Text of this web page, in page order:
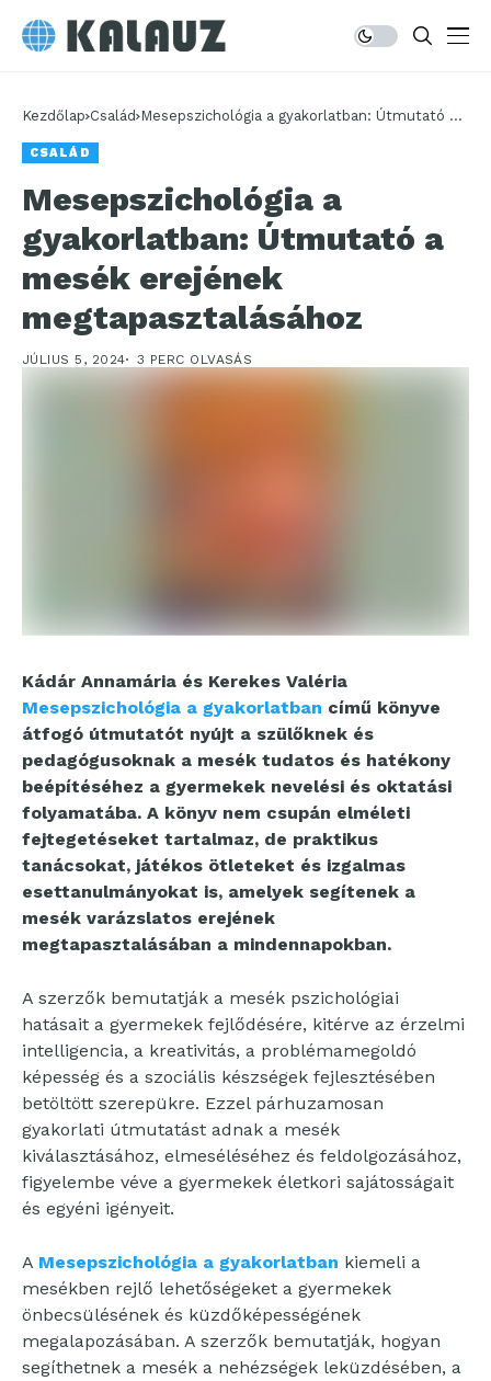
Kezdőlap Család Mesepszichológia a gyakorlatban: Útmutató a
CSALÁD
Mesepszichológia a
gyakorlatban: Útmutató a
mesék erejének
megtapasztalásához
JÚLIUS 5, 2024 3 PERC OLVASÁS
Kádár Annamária és Kerekes Valéria
Mesepszichológia a gyakorlatban című könyve
átfogó útmutatót nyújt a szülőknek és
pedagógusoknak a mesék tudatos és hatékony
beépítéséhez a gyermekek nevelési és oktatási
folyamatába. A könyv nem csupán elméleti
fejtegetéseket tartalmaz, de praktikus
tanácsokat, játékos ötleteket és izgalmas
esettanulmányokat is, amelyek segítenek a
mesék varázslatos erejének
megtapasztalásában a mindennapokban.
A szerzők bemutatják a mesék pszichológiai
hatásait a gyermekek fejlődésére, kitérve az érzelmi
intelligencia, a kreativitás, a problémamegoldó
képesség és a szociális készségek fejlesztésében
betöltött szerepükre. Ezzel párhuzamosan
gyakorlati útmutatást adnak a mesék
kiválasztásához, elmeséléséhez és feldolgozásához,
figyelembe véve a gyermekek életkori sajátosságait
és egyéni igényeit.
A Mesepszichológia a gyakorlatban kiemeli a
mesékben rejlő lehetőségeket a gyermekek
önbecsülésének és küzdőképességének
megalapozásában. A szerzők bemutatják, hogyan
segíthetnek a mesék a nehézségek leküzdésében, a